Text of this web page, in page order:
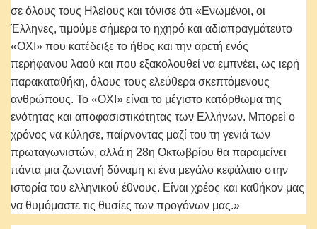
σε όλους τους Ηλείους και τόνισε ότι «Ενωμένοι, οι
Έλληνες, τιμούμε σήμερα το ηχηρό και αδιαπραγμάτευτο
«ΟΧΙ» που κατέδειξε το ήθος και την αρετή ενός
περήφανου λαού και που εξακολουθεί να εμπνέει, ως ιερή
παρακαταθήκη, όλους τους ελεύθερα σκεπτόμενους
ανθρώπους. Το «ΟΧΙ» είναι το μέγιστο κατόρθωμα της
ενότητας και αποφασιστικότητας των Ελλήνων. Μπορεί ο
χρόνος να κύλησε, παίρνοντας μαζί του τη γενιά των
πρωταγωνιστών, αλλά η 28η Οκτωβρίου θα παραμείνει
πάντα μια ζωντανή δύναμη κι ένα μεγάλο κεφάλαιο στην
ιστορία του ελληνικού έθνους. Είναι χρέος και καθήκον μας
να θυμόμαστε τις θυσίες των προγόνων μας.»